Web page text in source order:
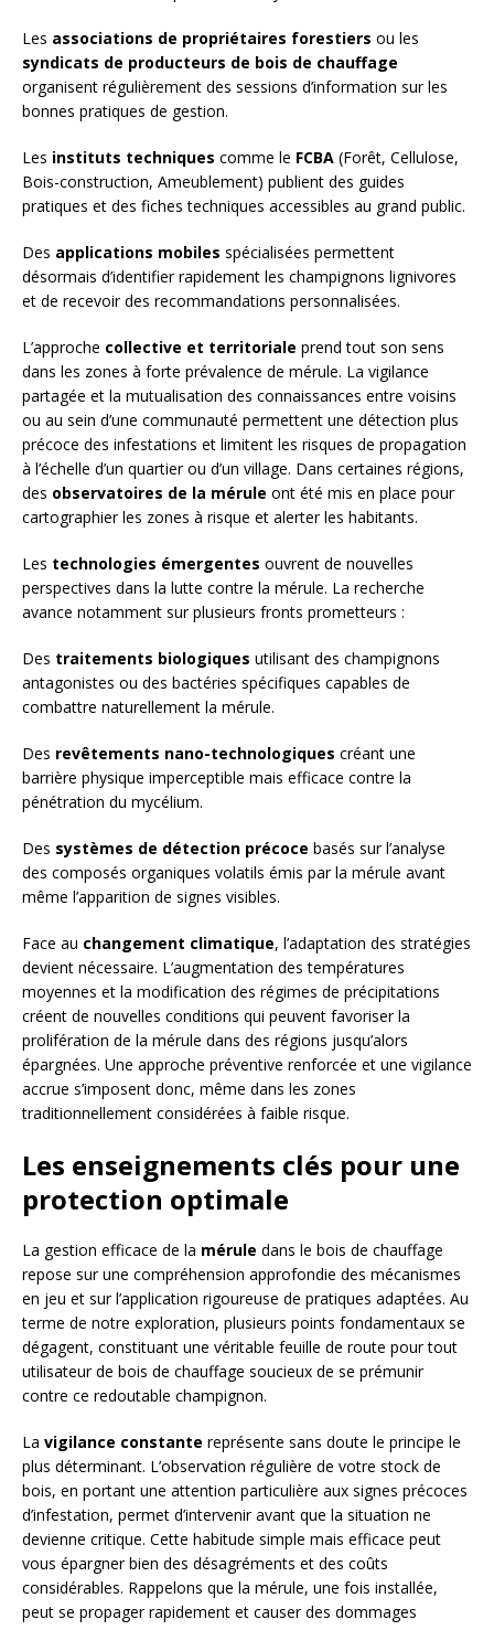
Les associations de propriétaires forestiers ou les
syndicats de producteurs de bois de chauffage
organisent régulièrement des sessions d’information sur les
bonnes pratiques de gestion.
Les instituts techniques comme le FCBA (Forêt, Cellulose,
Bois-construction, Ameublement) publient des guides
pratiques et des fiches techniques accessibles au grand public.
Des applications mobiles spécialisées permettent
désormais d’identifier rapidement les champignons lignivores
et de recevoir des recommandations personnalisées.
L’approche collective et territoriale prend tout son sens
dans les zones à forte prévalence de mérule. La vigilance
partagée et la mutualisation des connaissances entre voisins
ou au sein d’une communauté permettent une détection plus
précoce des infestations et limitent les risques de propagation
à l’échelle d’un quartier ou d’un village. Dans certaines régions,
des observatoires de la mérule ont été mis en place pour
cartographier les zones à risque et alerter les habitants.
Les technologies émergentes ouvrent de nouvelles
perspectives dans la lutte contre la mérule. La recherche
avance notamment sur plusieurs fronts prometteurs :
Des traitements biologiques utilisant des champignons
antagonistes ou des bactéries spécifiques capables de
combattre naturellement la mérule.
Des revêtements nano-technologiques créant une
barrière physique imperceptible mais efficace contre la
pénétration du mycélium.
Des systèmes de détection précoce basés sur l’analyse
des composés organiques volatils émis par la mérule avant
même l’apparition de signes visibles.
Face au changement climatique, l’adaptation des stratégies
devient nécessaire. L’augmentation des températures
moyennes et la modification des régimes de précipitations
créent de nouvelles conditions qui peuvent favoriser la
prolifération de la mérule dans des régions jusqu’alors
épargnées. Une approche préventive renforcée et une vigilance
accrue s’imposent donc, même dans les zones
traditionnellement considérées à faible risque.
Les enseignements clés pour une
protection optimale
La gestion efficace de la mérule dans le bois de chauffage
repose sur une compréhension approfondie des mécanismes
en jeu et sur l’application rigoureuse de pratiques adaptées. Au
terme de notre exploration, plusieurs points fondamentaux se
dégagent, constituant une véritable feuille de route pour tout
utilisateur de bois de chauffage soucieux de se prémunir
contre ce redoutable champignon.
La vigilance constante représente sans doute le principe le
plus déterminant. L’observation régulière de votre stock de
bois, en portant une attention particulière aux signes précoces
d’infestation, permet d’intervenir avant que la situation ne
devienne critique. Cette habitude simple mais efficace peut
vous épargner bien des désagréments et des coûts
considérables. Rappelons que la mérule, une fois installée,
peut se propager rapidement et causer des dommages